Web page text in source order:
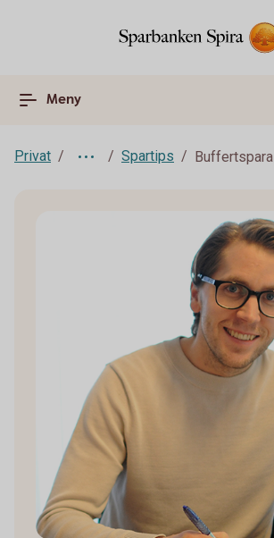
Meny
Privat Spartips Buffertspara